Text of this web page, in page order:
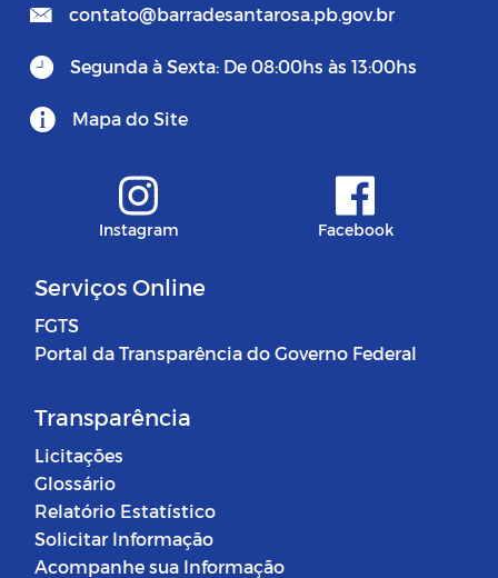
contato@barradesantarosa.pb.gov.br
Segunda à Sexta: De 08:00hs às 13:00hs
Mapa do Site
Instagram Facebook
Serviços Online
FGTS
Portal da Transparência do Governo Federal
Transparência
Licitações
Glossário
Relatório Estatístico
Solicitar Informação
Acompanhe sua Informação